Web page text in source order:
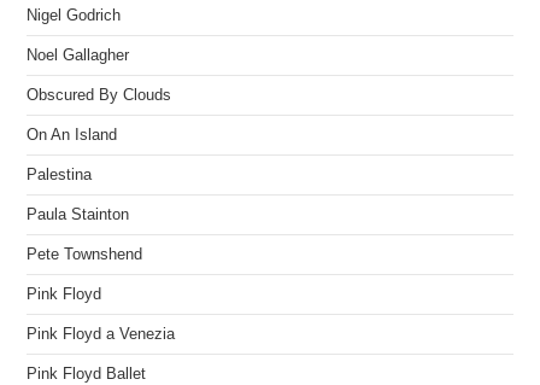
Nigel Godrich
Noel Gallagher
Obscured By Clouds
On An Island
Palestina
Paula Stainton
Pete Townshend
Pink Floyd
Pink Floyd a Venezia
Pink Floyd Ballet